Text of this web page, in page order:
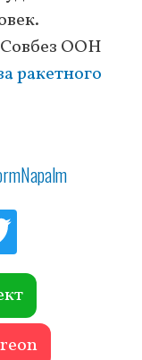
Совбез ООН
ракетного
r